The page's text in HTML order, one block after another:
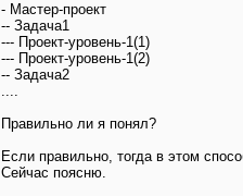
- Мастер-проект
-- Задача1
--- Проект-уровень-1(1)
--- Проект-уровень-1(2)
-- Задача2
....
Правильно ли я понял?
Если правильно, тогда в этом
Сейчас поясню.